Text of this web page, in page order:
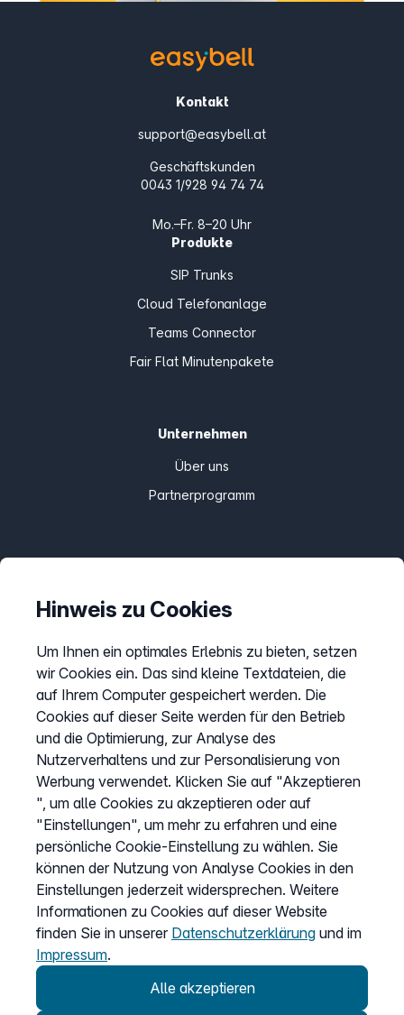
Kontakt
support@easybell.at
Geschäftskunden
0043 1/928 94 74 74
Mo.–Fr. 8–20 Uhr
Produkte
SIP Trunks
Cloud Telefonanlage
Teams Connector
Fair Flat Minutenpakete
Unternehmen
Über uns
Partnerprogramm
Preise
AGB
Datenschutz
Impressum
Cookies anpassen
Service
Hilfecenter
Wissen
Kündigung
my.easybell
Hinweis zu Cookies
Um Ihnen ein optimales Erlebnis zu bieten, setzen
wir Cookies ein. Das sind kleine Textdateien, die
auf Ihrem Computer gespeichert werden. Die
Cookies auf dieser Seite werden für den Betrieb
und die Optimierung, zur Analyse des
Nutzerverhaltens und zur Personalisierung von
Werbung verwendet. Klicken Sie auf "Akzeptieren
", um alle Cookies zu akzeptieren oder auf
"Einstellungen", um mehr zu erfahren und eine
persönliche Cookie-Einstellung zu wählen. Sie
können der Nutzung von Analyse Cookies in den
Einstellungen jederzeit widersprechen. Weitere
Informationen zu Cookies auf dieser Website
finden Sie in unserer Datenschutzerklärung und im
Impressum.
Alle akzeptieren